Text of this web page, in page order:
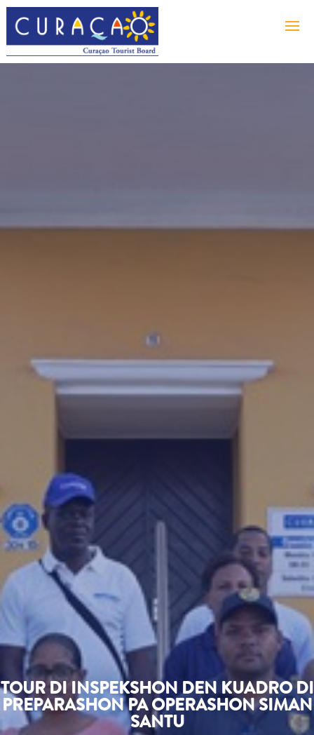
TOUR DI INSPEKSHON DEN KUADRO DI
PREPARASHON PA OPERASHON SIMAN
SANTU